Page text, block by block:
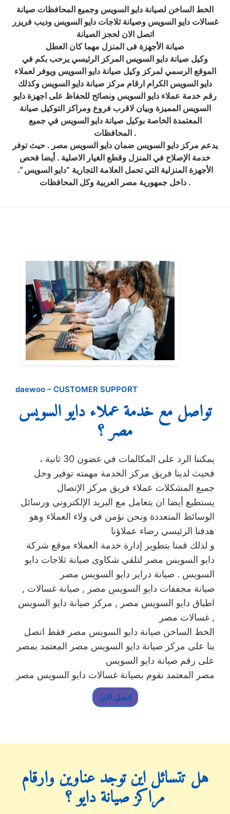
الخط الساخن لصيانة دايو السويس وجميع المحافظات صيانة
غسالات دايو السويس وصيانة ثلاجات دايو السويس وديب فريزر
اتصل الان لحجز الصيانة
صيانة الأجهزة فى المنزل مهما كان العطل
وكيل صيانة دايو السويس المركز الرئيسي يرحب بكم في
الموقع الرسمي لمركز وكيل صيانة دايو السويس ويوفر لعملاء
دايو السويس الكرام ارقام مركز صيانة دايو السويس وكذلك
رقم خدمة عملاء دايو السويس ونصائح للحفاظ على اجهزة دايو
السويس المميزة وبيان لاقرب فروع ومراكز التوكيل صيانة
المعتمدة الخاصة بوكيل صيانة دايو السويس في جميع
المحافظات .
يدعم مركز دايو السويس ضمان دايو السويس مصر . حيث توفر
خدمة الإصلاح في المنزل وقطع الغيار الاصلية . أيضا فحص
الأجهزة المنزلية التي تحمل العلامة التجارية “دايو السويس “.
داخل جمهورية مصر العربية وكل المحافظات .
daewoo – CUSTOMER SUPPORT
تواصل مع خدمة عملاء دايو السويس
مصر ؟
يمكننا الرد على المكالمات في غضون 30 ثانية ،
فحيث لدينا فريق مركز الخدمة مهمته توفير وحل
جميع المشكلات عملاء فريق مركز الإتصال
يستطيع أيضا ان يتعامل مع البريد الإلكتروني ورسائل
الوسائط المتعددة ونحن نؤمن في ولاء العملاء وهو
هدفنا الرئيسي رضاء عملاؤنا
و لذلك قمنا بتطوير إدارة خدمة العملاء موقع شركة
دايو السويس مصر لتلقي شكاوى صيانة ثلاجات دايو
السويس . صيانة دراير دايو السويس مصر
, صيانة مجففات دايو السويس مصر , صيانة غسالات
اطباق دايو السويس مصر , مركز صيانة دايو السويس
غسالات مصر ,
الخط الساخن صيانة دايو السويس مصر فقط اتصل
بنا على مركز صيانة دايو السويس مصر المعتمد بمصر
على رقم صيانة دايو السويس
مصر المعتمد نقوم بصيانة غسالات دايو السويس مصر
اتصل الان
هل تتسائل اين توجد عناوين وارقام
مراكز صيانة دايو ؟